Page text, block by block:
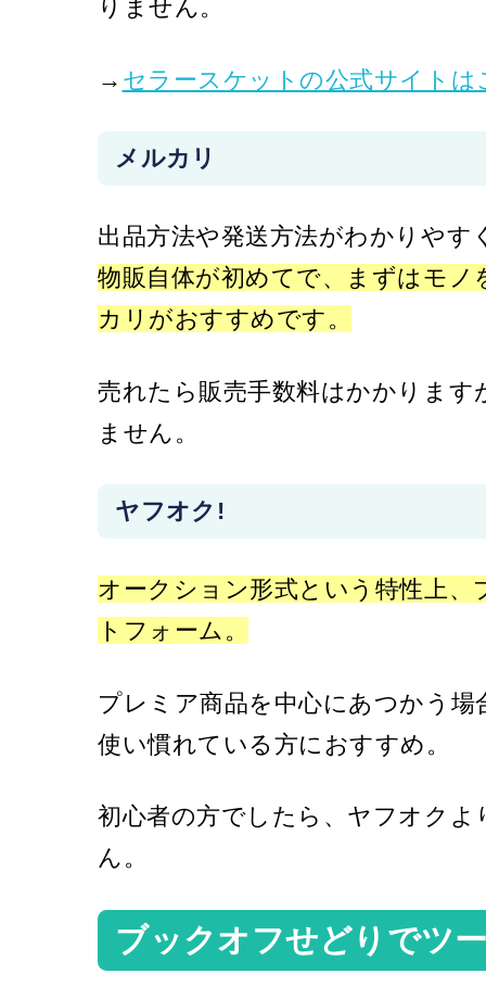
りません。
→ セラースケットの公式サイト
メルカリ
出品方法や発送方法がわかりや
物販自体が初めてで、まずはモ
カリがおすすめです。
売れたら販売手数料はかかりま
ません。
ヤフオク!
オークション形式という特性上
トフォーム。
プレミア商品を中心にあつかう
使い慣れている方におすすめ。
初心者の方でしたら、ヤフオク
ん。
ブックオフせどりでツ